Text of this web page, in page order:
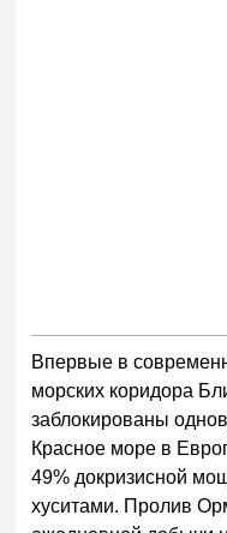
Впервые в
морских коридора
заблокированы
Красное море в
49% докризисной
хуситами. Пролив